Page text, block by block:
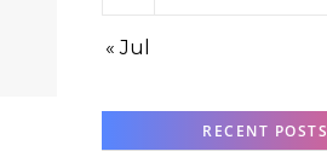
« Jul
RECENT POSTS